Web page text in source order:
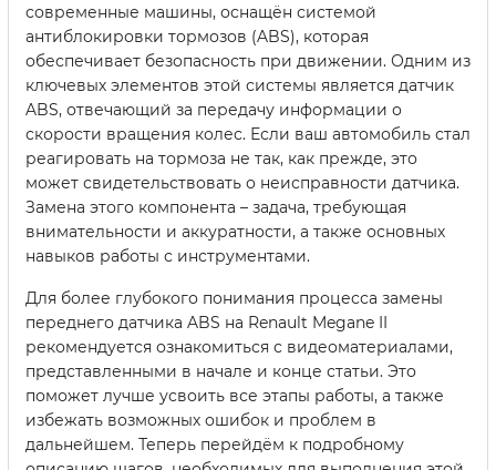
современные машины, оснащён системой
антиблокировки тормозов (ABS), которая
обеспечивает безопасность при движении. Одним из
ключевых элементов этой системы является датчик
ABS, отвечающий за передачу информации о
скорости вращения колес. Если ваш автомобиль стал
реагировать на тормоза не так, как прежде, это
может свидетельствовать о неисправности датчика.
Замена этого компонента – задача, требующая
внимательности и аккуратности, а также основных
навыков работы с инструментами.
Для более глубокого понимания процесса замены
переднего датчика ABS на Renault Megane II
рекомендуется ознакомиться с видеоматериалами,
представленными в начале и конце статьи. Это
поможет лучше усвоить все этапы работы, а также
избежать возможных ошибок и проблем в
дальнейшем. Теперь перейдём к подробному